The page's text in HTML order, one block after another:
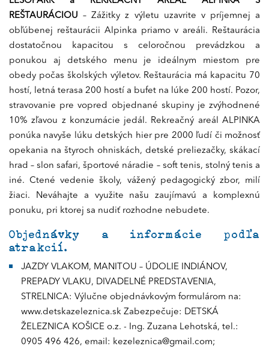
REŠTAURÁCIOU – Zážitky z výletu uzavrite v príjemnej a
obľúbenej reštaurácii Alpinka priamo v areáli. Reštaurácia
dostatočnou kapacitou s celoročnou prevádzkou a
ponukou aj detského menu je ideálnym miestom pre
obedy počas školských výletov. Reštaurácia má kapacitu 70
hostí, letná terasa 200 hostí a bufet na lúke 200 hostí. Pozor,
stravovanie pre vopred objednané skupiny je zvýhodnené
10% zľavou z konzumácie jedál. Rekreačný areál ALPINKA
ponúka navyše lúku detských hier pre 2000 ľudí či možnosť
opekania na štyroch ohniskách, detské preliezačky, skákací
hrad – slon safari, športové náradie – soft tenis, stolný tenis a
iné. Ctené vedenie školy, vážený pedagogický zbor, milí
žiaci. Neváhajte a využite našu zaujímavú a komplexnú
ponuku, pri ktorej sa nudiť rozhodne nebudete.
Objednávky a informácie podľa
atrakcií.
JAZDY VLAKOM, MANITOU – ÚDOLIE INDIÁNOV,
PREPADY VLAKU, DIVADELNÉ PREDSTAVENIA,
STRELNICA: Výlučne objednávkovým formulárom na:
www.detskazeleznica.sk Zabezpečuje: DETSKÁ
ŽELEZNICA KOŠICE o.z. - Ing. Zuzana Lehotská, tel.:
0905 496 426, email: kezeleznica@gmail.com;